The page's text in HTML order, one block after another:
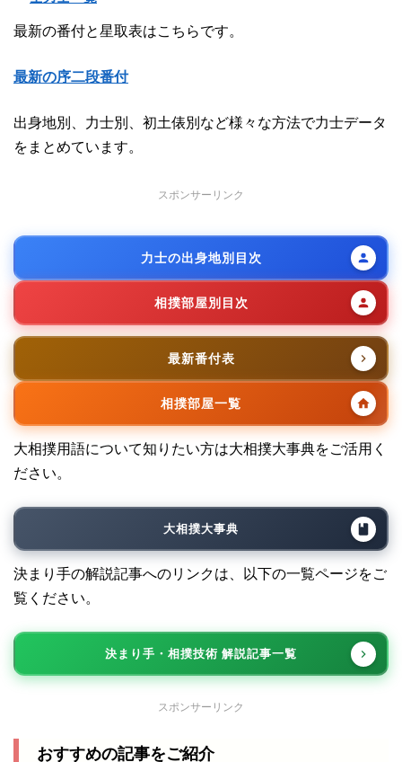
最新の番付と星取表はこちらです。
最新の序二段番付
出身地別、力士別、初土俵別など様々な方法で力士データ
をまとめています。
スポンサーリンク
力士の出身地別目次
相撲部屋別目次
最新番付表
相撲部屋一覧
大相撲用語について知りたい方は大相撲大事典をご活用く
ださい。
大相撲大事典
決まり手の解説記事へのリンクは、以下の一覧ページをご
覧ください。
決まり手・相撲技術 解説記事一覧
スポンサーリンク
おすすめの記事をご紹介